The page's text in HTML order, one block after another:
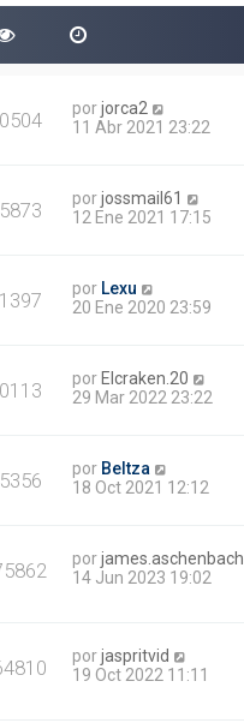
porjorca2
11 Abr 2021 23:22
porjossmail61
12 Ene 2021 17:15
por Lexu
20 Ene 2020 23:59
por Elcraken.20
29 Mar 2022 23:22
por Beltza
18 Oct 2021 12:12
porjames.aschenbach
14 Jun 2023 19:02
porjaspritvid
19 Oct 2022 11:11